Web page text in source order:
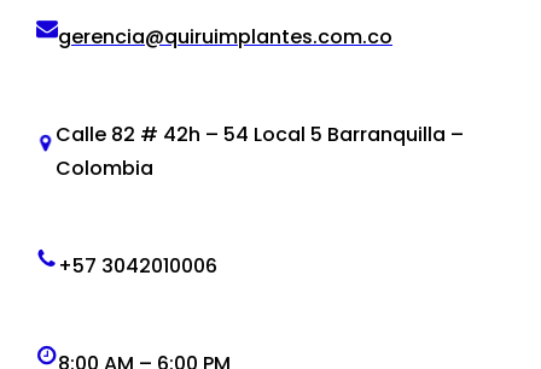
gerencia@quiruimplantes.com.co
Calle 82 # 42h – 54 Local 5 Barranquilla –
Colombia
+57 3042010006